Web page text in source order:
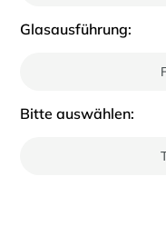
Glasausführung:
Bitte auswählen: